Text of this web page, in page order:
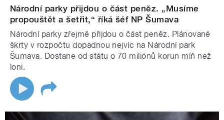
Národní parky přijdou o část peněz. „Musíme
propouštět a šetřit,“ říká šéf NP Šumava
Národní parky zřejmě přijdou o část peněz. Plánované
škrty v rozpočtu dopadnou nejvíc na Národní park
Šumava. Dostane od státu o 70 miliónů korun míň než
loni.